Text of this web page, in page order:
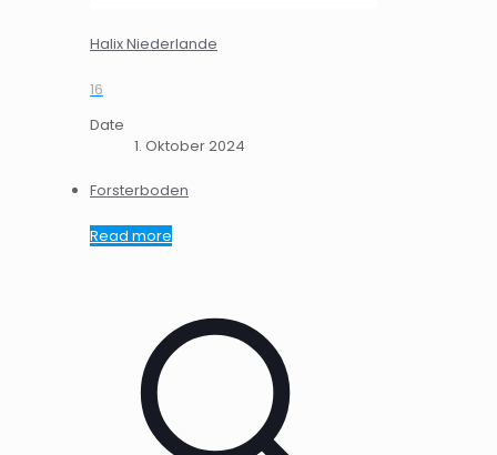
Halix Niederlande
16
Date
1. Oktober 2024
Forsterboden
Read more